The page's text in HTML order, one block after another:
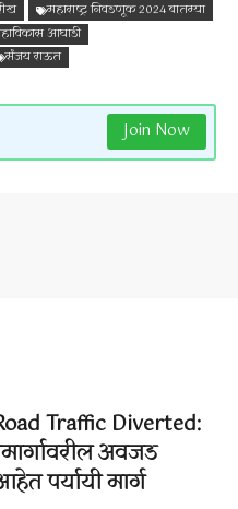
महाराष्ट्र निवडणूक 2024 बातम्या
आघाडी
संजय राऊत
Join Now
Traffic Diverted:
अवजड
पर्यायी मार्ग